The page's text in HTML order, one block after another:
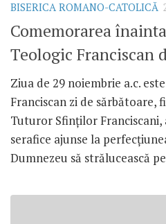
BISERICA ROMANO-CATOLICĂ
Comemorarea
Teologic Franciscan
Ziua de 29 noiembrie a.c.
Franciscan zi de sărbătoare,
Tuturor Sfinţilor Franciscani,
serafice ajunse la
Dumnezeu să strălucească